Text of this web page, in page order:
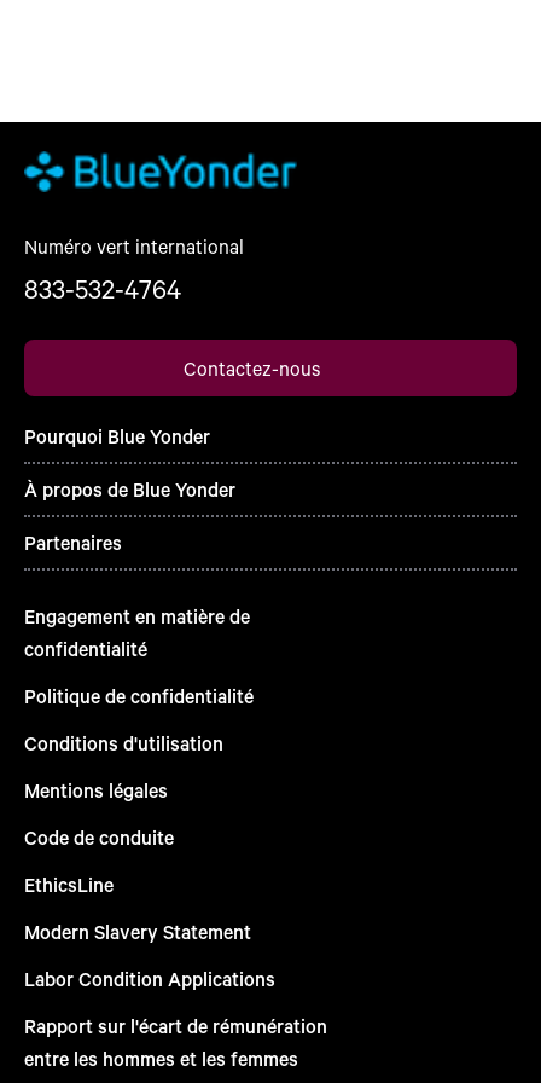
Numéro vert international
833-532-4764
Contactez-nous
Pourquoi Blue Yonder
À propos de Blue Yonder
Partenaires
Engagement en matière de
confidentialité
Politique de confidentialité
Conditions d'utilisation
Mentions légales
Code de conduite
EthicsLine
Modern Slavery Statement
Labor Condition Applications
Rapport sur l'écart de rémunération
entre les hommes et les femmes